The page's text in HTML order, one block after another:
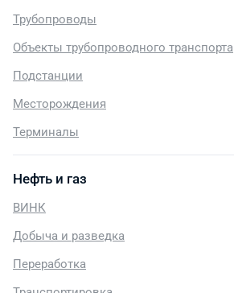
Трубопроводы
Объекты трубопроводного транспорта
Подстанции
Месторождения
Терминалы
Нефть и газ
ВИНК
Добыча и разведка
Переработка